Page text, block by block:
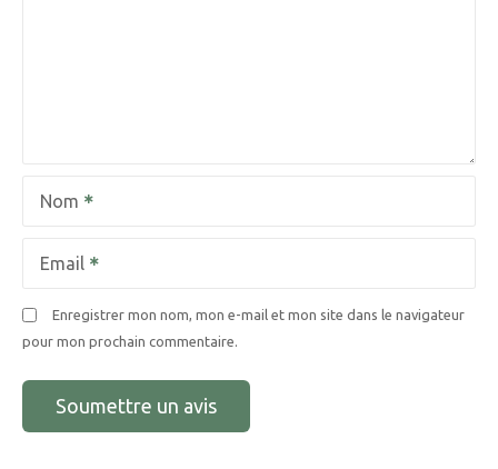
Nom
Email
Enregistrer mon nom, mon e-mail et mon site dans le navigateur
pour mon prochain commentaire.